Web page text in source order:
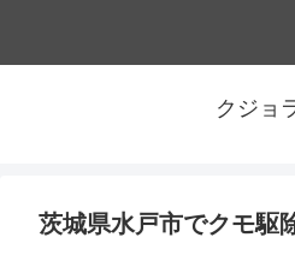
クジョ
茨城県水戸市でクモ駆